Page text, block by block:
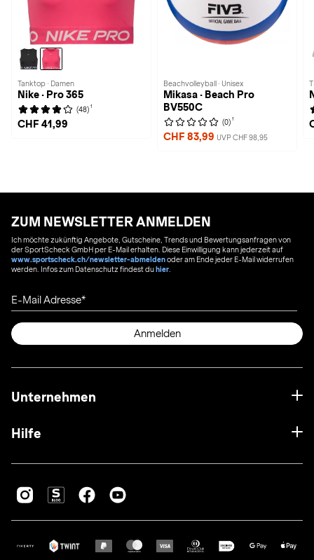
Tanktop · Damen
Nike · Pro 365
(48) 1
CHF 41,99
Beachvolleyball · Unisex
Mikasa · Beach Pro
BV550C
(0) 1
CHF 83,99 UVP CHF 98,95
ZUM NEWSLETTER ANMELDEN
Ich möchte zukünftig Angebote, Gutscheine, Trends und Bewertungsanfragen von
der SportScheck GmbH per E-Mail erhalten. Diese Einwilligung kann jederzeit auf
www.sportscheck.ch/newsletter-abmeldenoder am Ende jeder E-Mail widerrufen
werden. Infos zum Datenschutz findest duhier
E-Mail Adresse
Anmelden
Unternehmen
Hilfe